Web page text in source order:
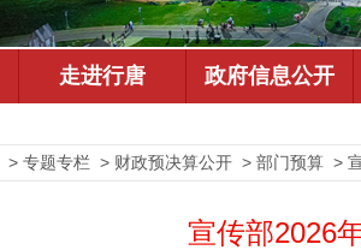
> 专题专栏 > 财政预决算公开 > 部门预算 >
宣传部2026